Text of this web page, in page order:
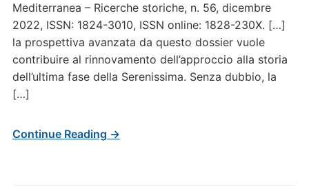
Mediterranea – Ricerche storiche, n. 56, dicembre
2022, ISSN: 1824-3010, ISSN online: 1828-230X. […]
la prospettiva avanzata da questo dossier vuole
contribuire al rinnovamento dell’approccio alla storia
dell’ultima fase della Serenissima. Senza dubbio, la
[…]
Continue Reading →